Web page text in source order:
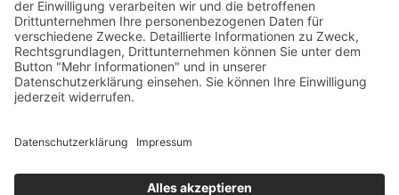
MaxiGenius 2.0: Der KI-Assistent für lebendige
Unternehmenskommunikation
4. Juni 2026 - 9:11
Chatbot Erstellung mit MaxiGenius 2.0 – KI-Chatbot
für Unternehmen